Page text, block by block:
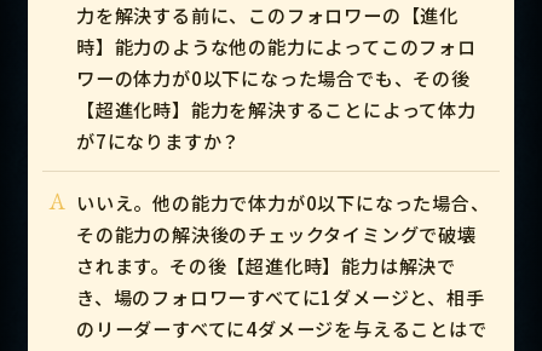
力を解決する前に、このフォロワーの【進化
時】能力のような他の能力によってこのフォロ
ワーの体力が0以下になった場合でも、その後
【超進化時】能力を解決することによって体力
が7になりますか？
A いいえ。他の能力で体力が0以下になった場合、
その能力の解決後のチェックタイミングで破壊
されます。その後【超進化時】能力は解決で
き、場のフォロワーすべてに1ダメージと、相手
のリーダーすべてに4ダメージを与えることはで